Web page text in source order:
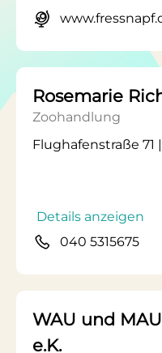
Rosemarie
Zoohandlung
Flughafenstraße 71
Details anzeigen
040 5315675
WAU und
e.K.